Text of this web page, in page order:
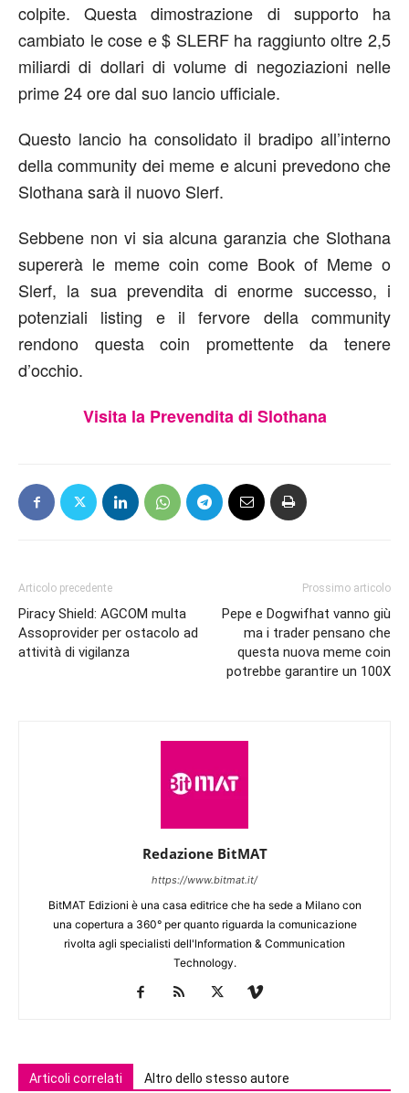
colpite. Questa dimostrazione di supporto ha
cambiato le cose e $ SLERF ha raggiunto oltre 2,5
miliardi di dollari di volume di negoziazioni nelle
prime 24 ore dal suo lancio ufficiale.
Questo lancio ha consolidato il bradipo all’interno
della community dei meme e alcuni prevedono che
Slothana sarà il nuovo Slerf.
Sebbene non vi sia alcuna garanzia che Slothana
supererà le meme coin come Book of Meme o
Slerf, la sua prevendita di enorme successo, i
potenziali listing e il fervore della community
rendono questa coin promettente da tenere
d’occhio.
Visita la Prevendita di Slothana
Articolo precedente
Piracy Shield: AGCOM multa
Assoprovider per ostacolo ad
attività di vigilanza
Prossimo articolo
Pepe e Dogwifhat vanno giù
ma i trader pensano che
questa nuova meme coin
potrebbe garantire un 100X
Redazione BitMAT
https://www.bitmat.it/
BitMAT Edizioni è una casa editrice che ha sede a Milano con
una copertura a 360° per quanto riguarda la comunicazione
rivolta agli specialisti dell'lnformation & Communication
Technology.
Articoli correlati Altro dello stesso autore